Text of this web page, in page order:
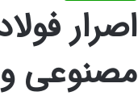
اصرار
مصنوعی و